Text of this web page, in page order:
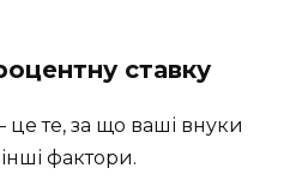
ставку
те, за що ваші внуки
фактори.